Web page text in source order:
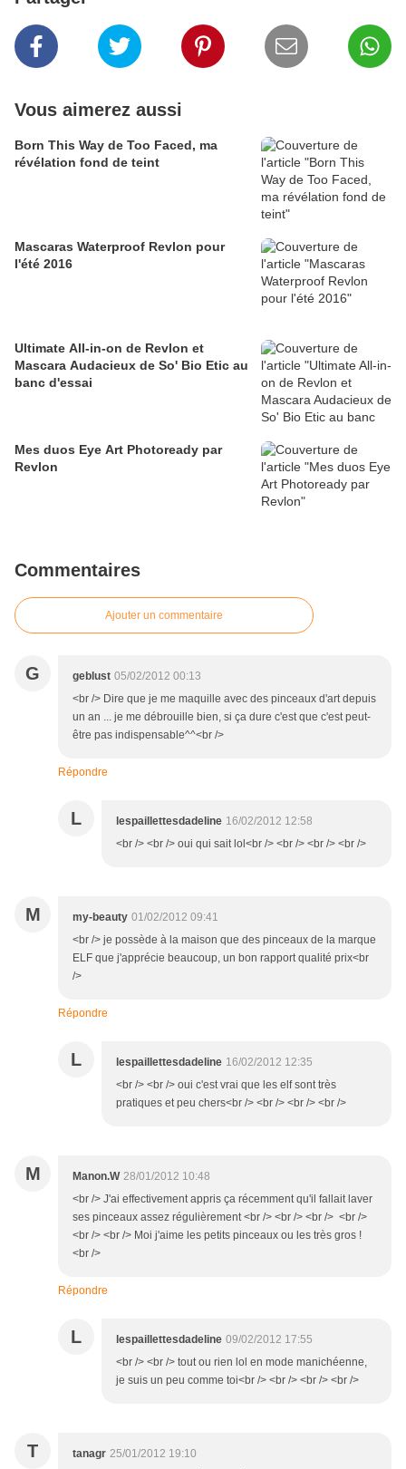
Vous aimerez aussi
Born This Way de Too Faced, ma
révélation fond de teint
Mascaras Waterproof Revlon pour
l'été 2016
Ultimate All-in-on de Revlon et
Mascara Audacieux de So' Bio Etic au
banc d'essai
Mes duos Eye Art Photoready par
Revlon
Commentaires
Ajouter un commentaire
G geblust 05/02/2012 00:13
<br /> Dire que je me maquille avec des pinceaux d'art depuis
un an ... je me débrouille bien, si ça dure c'est que c'est peut-
être pas indispensable^^<br />
Répondre
L lespaillettesdadeline 16/02/2012 12:58
<br /> <br /> oui qui sait lol<br /> <br /> <br /> <br />
M my-beauty 01/02/2012 09:41
<br /> je possède à la maison que des pinceaux de la marque
ELF que j'apprécie beaucoup, un bon rapport qualité prix<br
/>
Répondre
L lespaillettesdadeline 16/02/2012 12:35
<br /> <br /> oui c'est vrai que les elf sont très
pratiques et peu chers<br /> <br /> <br /> <br />
M Manon.W 28/01/2012 10:48
<br /> J'ai effectivement appris ça récemment qu'il fallait laver
ses pinceaux assez régulièrement <br /> <br /> <br /> <br />
<br /> <br /> Moi j'aime les petits pinceaux ou les très gros !
<br />
Répondre
L lespaillettesdadeline 09/02/2012 17:55
<br /> <br /> tout ou rien lol en mode manichéenne,
je suis un peu comme toi<br /> <br /> <br /> <br />
T tanagr 25/01/2012 19:10